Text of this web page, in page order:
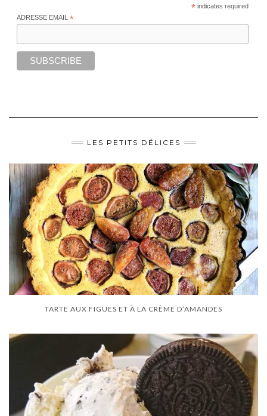
*indicates required
ADRESSE EMAIL *
LES PETITS DÉLICES
TARTE AUX FIGUES ET À LA CRÈME D’AMANDES